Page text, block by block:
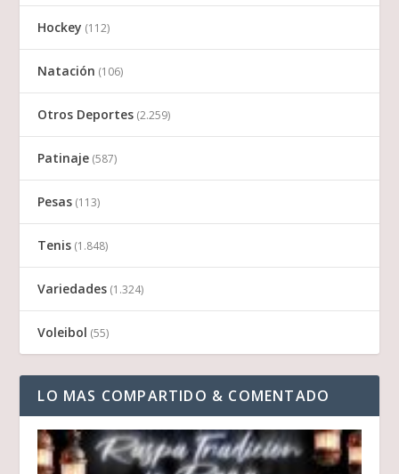
Hockey (112)
Natación (106)
Otros Deportes (2.259)
Patinaje (587)
Pesas (113)
Tenis (1.848)
Variedades (1.324)
Voleibol (55)
LO MAS COMPARTIDO & COMENTADO